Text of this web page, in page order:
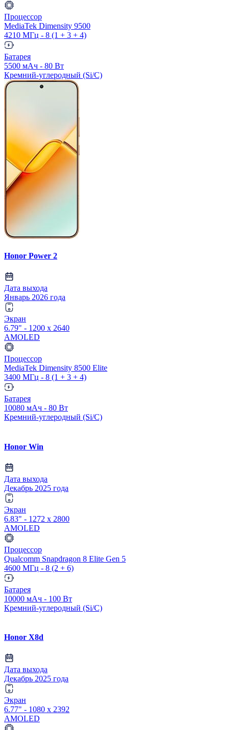
Процессор
MediaTek Dimensity 9500
4210 МГц - 8 (1 + 3 + 4)
Батарея
5500 мАч - 80 Вт
Кремний-углеродный (Si/C)
Honor Power 2
Дата выхода
Январь 2026 года
Экран
6.79" - 1200 x 2640
AMOLED
Процессор
MediaTek Dimensity 8500 Elite
3400 МГц - 8 (1 + 3 + 4)
Батарея
10080 мАч - 80 Вт
Кремний-углеродный (Si/C)
Honor Win
Дата выхода
Декабрь 2025 года
Экран
6.83" - 1272 x 2800
AMOLED
Процессор
Qualcomm Snapdragon 8 Elite Gen 5
4600 МГц - 8 (2 + 6)
Батарея
10000 мАч - 100 Вт
Кремний-углеродный (Si/C)
Honor X8d
Дата выхода
Декабрь 2025 года
Экран
6.77" - 1080 x 2392
AMOLED